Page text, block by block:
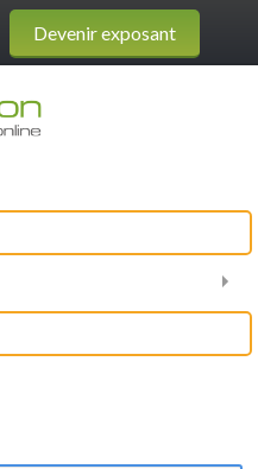
Devenir exposant